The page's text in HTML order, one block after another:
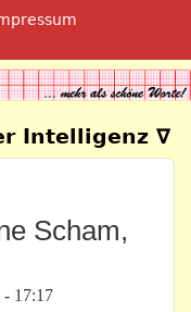
Intelligenz ∇
Scham,
- 17:17